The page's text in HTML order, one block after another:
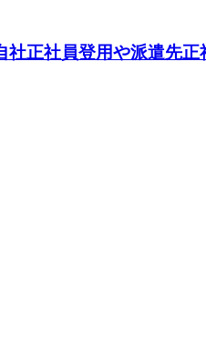
社正社員登用や派遣